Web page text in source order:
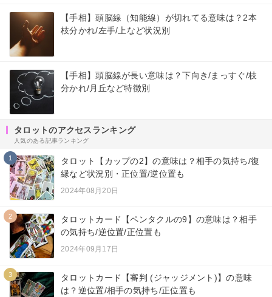
【手相】頭脳線（知能線）が切れてる意味は？2本
枝分かれ/左手/上など状況別
【手相】頭脳線が長い意味は？下向き/まっすぐ/枝
分かれ/月丘など特徴別
タロットのアクセスランキング
人気のある記事ランキング
1
タロット【カップの2】の意味は？相手の気持ち/復
縁など状況別・正位置/逆位置も
2024年08月20日
2
タロットカード【ペンタクルの9】の意味は？相手
の気持ち/逆位置/正位置も
2024年09月17日
3
タロットカード【審判 (ジャッジメント)】の意味
は？逆位置/相手の気持ち/正位置も